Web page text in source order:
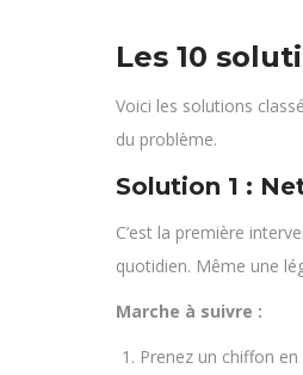
Les 10
Voici les solutions
du problème.
Solution 1 :
C’est la première
quotidien. Même une
Marche à suivre :
Prenez un chiffon